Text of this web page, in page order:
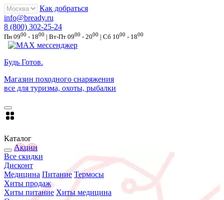
Как добраться
info@bready.ru
8 (800) 302-25-24
Пн 0900 - 1800 | Вт-Пт 0900 - 2000 | Сб 1000 - 1800
Будь Готов.
Магазин походного снаряжения
все для туризма, охоты, рыбалки
Каталог
Акции
Все скидки
Дисконт
Медицина Питание Термосы
Хиты продаж
Хиты питание Хиты медицина